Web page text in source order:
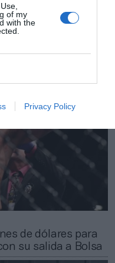
of my
with the
Privacy Policy
sociedad con la
el Cádiz CF
de dólares para
su salida a Bolsa